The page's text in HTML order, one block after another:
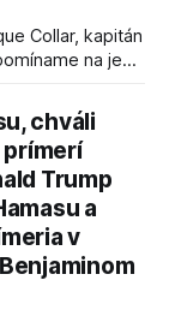
Collar, kapitán
na jeho
chváli
prímerí
Trump
a
v